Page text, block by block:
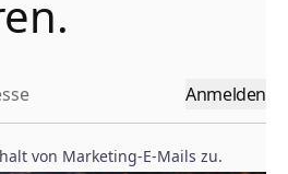
Anmelden
von Marketing-E-Mails zu.